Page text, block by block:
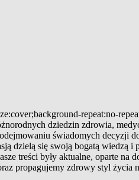
repeat:no-
dziedzin zdrowia,
świadomych decyzji
dzielą się swoją bogatą wiedzą i
treści były aktualne, oparte na
propagujemy zdrowy styl życia